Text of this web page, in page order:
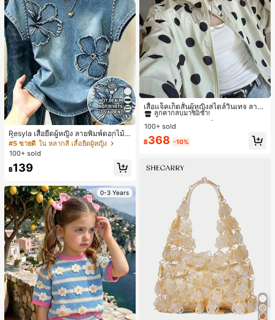
17
Resyla เสื้อยืดผู้หญิง ลายพิมพ์ดอกไม้สี
น้ำเงินวินเทจ เสื้อสำหรับออกไปเที่ยวฤ
ดูร้อน ดีไซน์กราฟิก สบายๆ อเนกประสง
องเที่ยวกลางแจ้ง
#5 ขายดี ใน หลากสี เสื้อยืดผู้หญิง
100+ sold
฿139
0-3 Years
เสื้อแจ็คเก็ตสั้นผู้หญิงสไตล์วินเทจ ลายจุ
ดขนาดใหญ่ คอตั้ง เอวเข้ารูป แขนพอง
ทรงหลวม แฟชั่นอเนกประสงค์ สำหรับใ
ส่ประจำวันและไปเที่ยวพักผ่อน
#1 ขายดี
ใน กระเป๋า เสื้อคลุมลำลอง
ลูกค้ากลับมาซื้อซ้ำ!
#1 ขายดี ใน กระเป๋า เสื้อคลุมลำลอง
ลูกค้ากลับมาซื้อซ้ำ!
#1 ขายดี ใน กระเป๋า เสื้อคลุมลำลอง
ลูกค้ากลับมาซื้อซ้ำ!
#1 ขายดี
ใน กระเป๋า เสื้อคลุมลำลอง
100+ sold
฿368 -10%